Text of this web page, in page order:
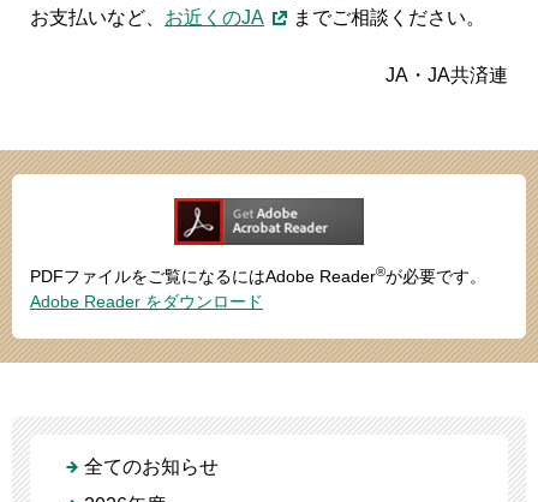
お支払いなど、 お近くのJA までご相談ください。
JA・JA共済連
PDFファイルをご覧になるにはAdobe Reader®が必要です。
Adobe Reader をダウンロード
全てのお知らせ